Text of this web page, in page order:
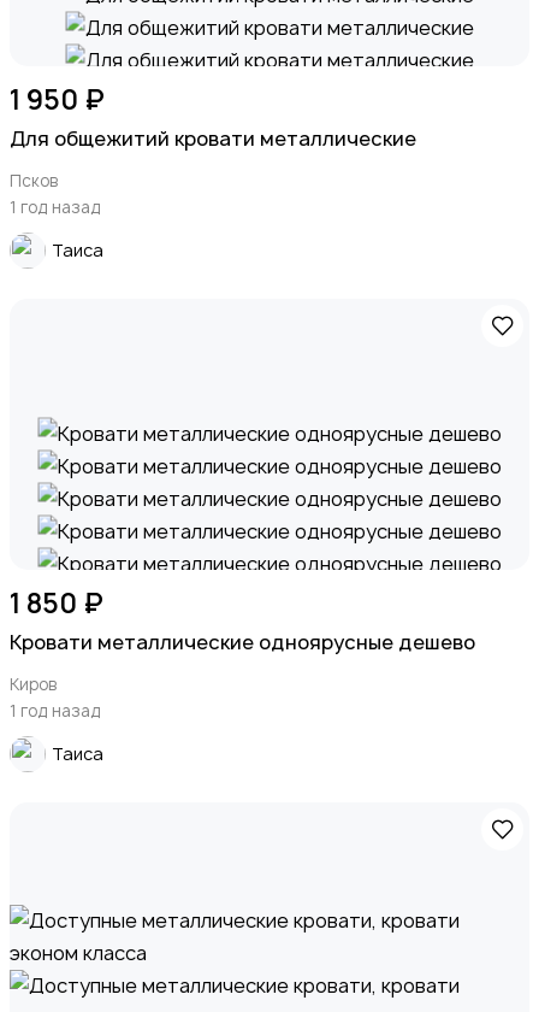
1 950 ₽
Для общежитий кровати металлические
Псков
1 год назад
Таиса
1 850 ₽
Кровати металлические одноярусные дешево
Киров
1 год назад
Таиса